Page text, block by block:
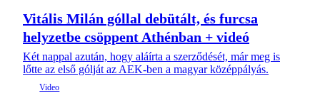
Vitális Milán góllal debütált, és furcsa
helyzetbe csöppent Athénban + videó
Két nappal azután, hogy aláírta a szerződését, már meg is
lőtte az első gólját az AEK-ben a magyar középpályás.